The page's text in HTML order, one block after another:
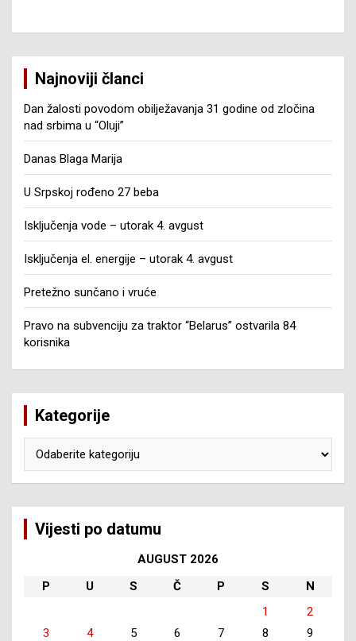
Najnoviji članci
Dan žalosti povodom obilježavanja 31 godine od zločina
nad srbima u “Oluji”
Danas Blaga Marija
U Srpskoj rođeno 27 beba
Isključenja vode – utorak 4. avgust
Isključenja el. energije – utorak 4. avgust
Pretežno sunčano i vruće
Pravo na subvenciju za traktor “Belarus” ostvarila 84
korisnika
Kategorije
Vijesti po datumu
AUGUST 2026
P
U S Č P S
N
1
2
3
4 5 6 7 8
9